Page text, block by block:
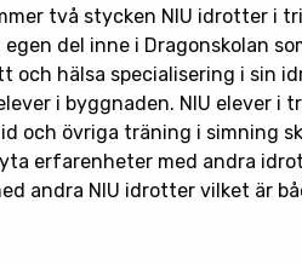
två stycken NIU idrotter i
del inne i Dragonskolan
och hälsa specialisering i sin
i byggnaden. NIU elever i
och övriga träning i simning
erfarenheter med andra
andra NIU idrotter vilket är